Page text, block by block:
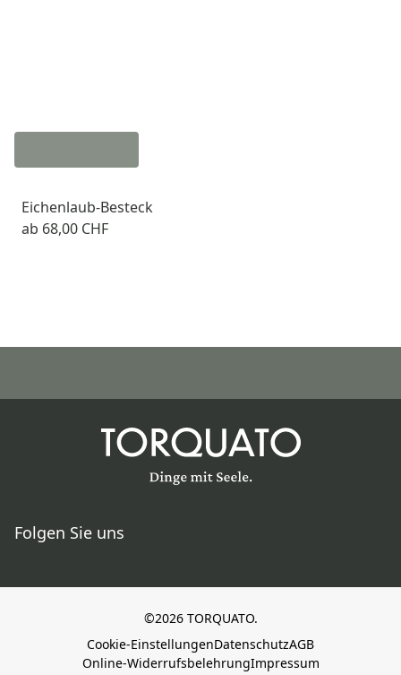
Eichenlaub-Besteck
ab 68,00 CHF
Folgen Sie uns
©2026 TORQUATO.
Cookie-EinstellungenDatenschutzAGB
Online-WiderrufsbelehrungImpressum